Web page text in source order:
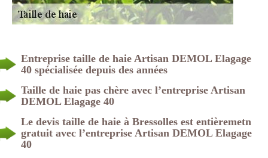
Entreprise taille de haie Artisan DEMOL Elagage
40 spécialisée depuis des années
Taille de haie pas chère avec l’entreprise Artisan
DEMOL Elagage 40
Le devis taille de haie à Bressolles est entièremetn
gratuit avec l’entreprise Artisan DEMOL Elagage
40